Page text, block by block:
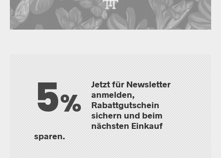
5%
Jetzt für Newsletter
anmelden,
Rabattgutschein
sichern und beim
nächsten Einkauf
sparen.